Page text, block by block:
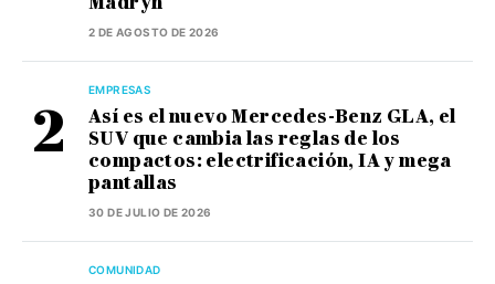
2 DE AGOSTO DE 2026
EMPRESAS
Así es el nuevo Mercedes-Benz GLA, el
SUV que cambia las reglas de los
compactos: electrificación, IA y mega
pantallas
30 DE JULIO DE 2026
COMUNIDAD